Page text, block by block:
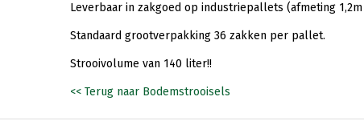
Leverbaar in zakgoed op industriepallets (afmeting 1,2m
Standaard grootverpakking 36 zakken per pallet.
Strooivolume van 140 liter!!
<< Terug naar Bodemstrooisels